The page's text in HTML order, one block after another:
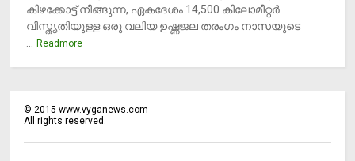
കിഴക്കോട്ട് നീങ്ങുന്ന, ഏകദേശം 14,500 കിലോമീറ്റര്‍
വിസ്തൃതിയുള്ള ഒരു വലിയ ഉഷ്ണജല തരംഗം നാസയുടെ
Readmore
©2015 www.vyganews.com
All rights reserved.